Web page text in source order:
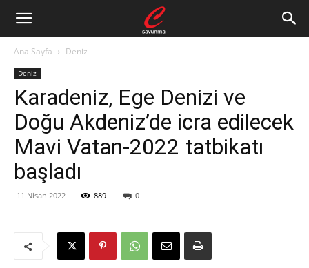
Ana Sayfa Deniz
Deniz
Karadeniz, Ege Denizi ve
Doğu Akdeniz’de icra edilecek
Mavi Vatan-2022 tatbikatı
başladı
11 Nisan 2022 889 0